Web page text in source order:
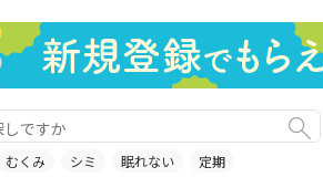
むくみ シミ 眠れない 定期